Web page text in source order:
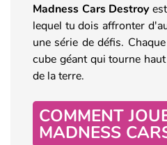
Madness Cars Destroyest
lequel tu dois affronter
une série de défis.
cube géant qui tourne
de la terre.
COMMENT
MADNESS